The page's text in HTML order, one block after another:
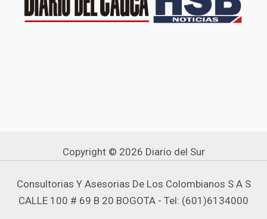
Copyright © 2026 Diario del Sur
Consultorias Y Asesorias De Los Colombianos S A S
CALLE 100 # 69 B 20 BOGOTA - Tel: (601)6134000